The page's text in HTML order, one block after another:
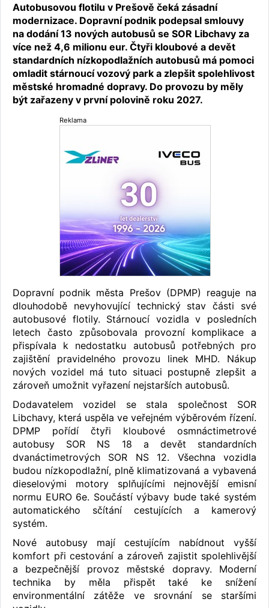
Autobusovou flotilu v Prešově čeká zásadní
modernizace. Dopravní podnik podepsal smlouvy
na dodání 13 nových autobusů se SOR Libchavy za
více než 4,6 milionu eur. Čtyři kloubové a devět
standardních nízkopodlažních autobusů má pomoci
omladit stárnoucí vozový park a zlepšit spolehlivost
městské hromadné dopravy. Do provozu by měly
být zařazeny v první polovině roku 2027.
Reklama
Dopravní podnik města Prešov (DPMP) reaguje na
dlouhodobě nevyhovující technický stav části své
autobusové flotily. Stárnoucí vozidla v posledních
letech často způsobovala provozní komplikace a
přispívala k nedostatku autobusů potřebných pro
zajištění pravidelného provozu linek MHD. Nákup
nových vozidel má tuto situaci postupně zlepšit a
zároveň umožnit vyřazení nejstarších autobusů.
Dodavatelem vozidel se stala společnost SOR
Libchavy, která uspěla ve veřejném výběrovém řízení.
DPMP pořídí čtyři kloubové osmnáctimetrové
autobusy SOR NS 18 a devět standardních
dvanáctimetrových SOR NS 12. Všechna vozidla
budou nízkopodlažní, plně klimatizovaná a vybavená
dieselovými motory splňujícími nejnovější emisní
normu EURO 6e. Součástí výbavy bude také systém
automatického sčítání cestujících a kamerový
systém.
Nové autobusy mají cestujícím nabídnout vyšší
komfort při cestování a zároveň zajistit spolehlivější
a bezpečnější provoz městské dopravy. Moderní
technika by měla přispět také ke snížení
environmentální zátěže ve srovnání se staršími